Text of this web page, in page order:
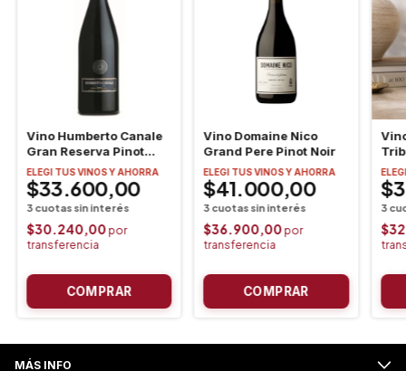
Vino Humberto Canale
Gran Reserva Pinot
Noir
ELEGI TUS VINOS Y AHORRA
$33.600,00
$30.240,00
Vino Domaine Nico
Grand Pere Pinot Noir
ELEGI TUS VINOS Y AHORRA
$41.000,00
$36.900,00
MÁS INFO